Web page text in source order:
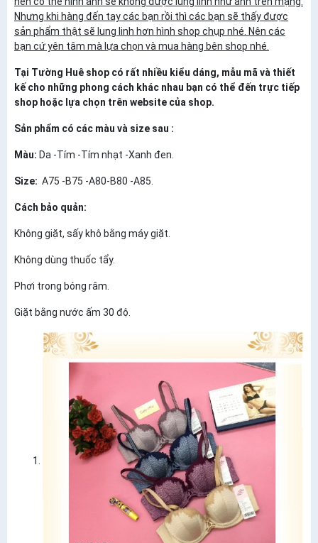
Nhưng khi hàng đến tay các bạn rồi thì các bạn sẽ thấy được
sản phẩm thật sẽ lung linh hơn hình shop chụp nhé. Nên các
bạn cứ yên tâm mà lựa chọn và mua hàng bên shop nhé.
Tại Tường Huê shop có rất nhiều kiểu dáng, mẫu mã và thiết
kế cho những phong cách khác nhau bạn có thể đến trực tiếp
shop hoặc lựa chọn trên website của shop.
Sản phẩm có các màu và size sau :
Màu: Da -Tím -Tím nhạt -Xanh đen.
Size: A75 -B75 -A80-B80 -A85.
Cách bảo quản:
Không giặt, sấy khô bằng máy giặt.
Không dùng thuốc tẩy.
Phơi trong bóng râm.
Giặt bằng nước ấm 30 độ.